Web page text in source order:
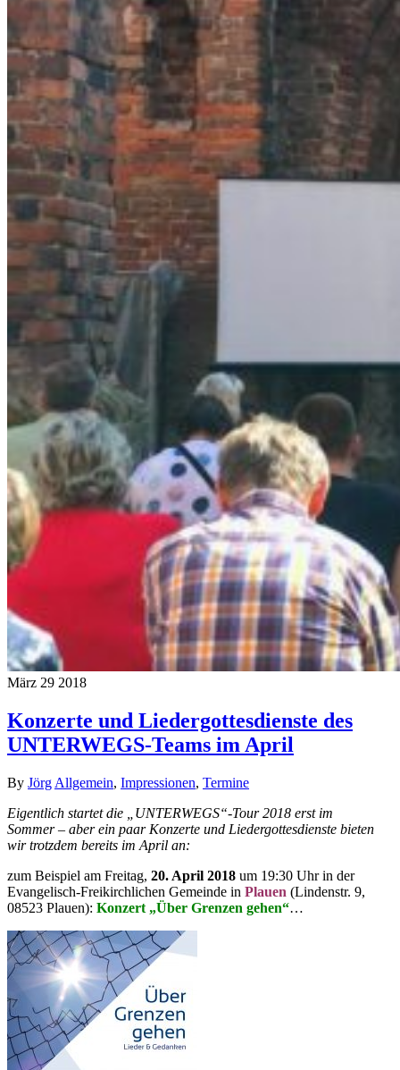
März 29 2018
Konzerte und Liedergottesdienste des
UNTERWEGS-Teams im April
By Jörg Allgemein, Impressionen, Termine
Eigentlich startet die „UNTERWEGS“-Tour 2018 erst im
Sommer – aber ein paar Konzerte und Liedergottesdienste bieten
wir trotzdem bereits im April an:
zum Beispiel am Freitag, 20. April 2018 um 19:30 Uhr in der
Evangelisch-Freikirchlichen Gemeinde in Plauen (Lindenstr. 9,
08523 Plauen): Konzert „Über Grenzen gehen“…